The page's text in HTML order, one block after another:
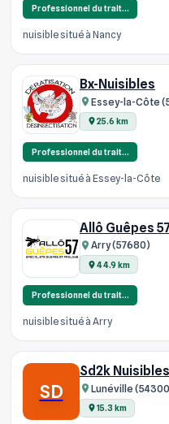
Professionnel du trait…
nuisible situé à Nancy
Bx-Nuisibles
Essey-la-Côte
25.6 km
Professionnel du trait…
nuisible situé à Essey-la-Côte
Allô Guêpes
Arry (57680)
44.9 km
Professionnel du trait…
nuisible situé à Arry
SD
Sd2k Nuisibles
Lunéville
15.3 km